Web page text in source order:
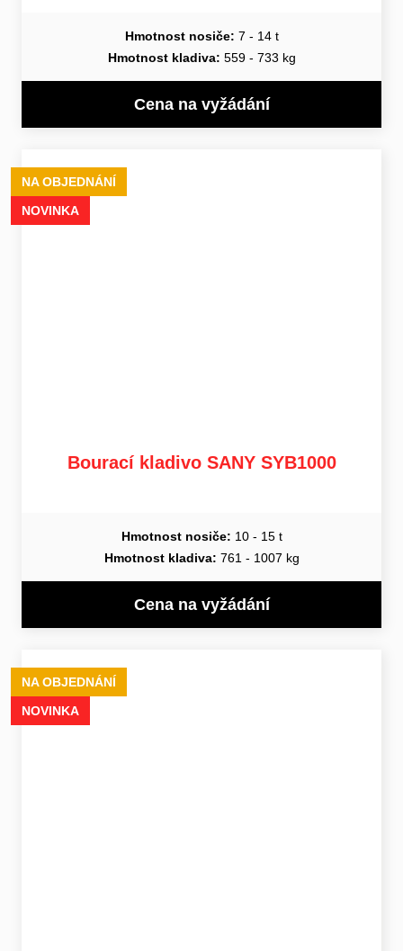
Hmotnost nosiče: 7 - 14 t
Hmotnost kladiva: 559 - 733 kg
Cena na vyžádání
NA OBJEDNÁNÍ
NOVINKA
Bourací kladivo SANY SYB1000
Hmotnost nosiče: 10 - 15 t
Hmotnost kladiva: 761 - 1007 kg
Cena na vyžádání
NA OBJEDNÁNÍ
NOVINKA